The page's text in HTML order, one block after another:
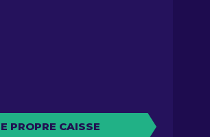
PROPRE CAISSE